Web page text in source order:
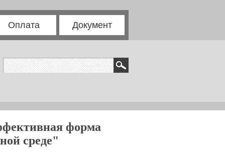
Оплата Документ
форма
среде"